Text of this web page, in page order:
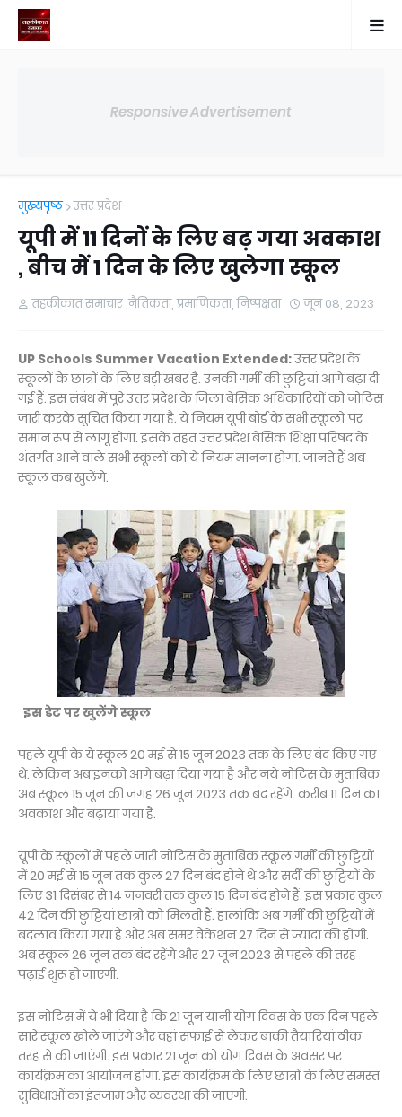
Responsive Advertisement
मुख्यपृष्ठ उत्तर प्रदेश
यूपी में 11 दिनों के लिए बढ़ गया अवकाश
, बीच में 1 दिन के लिए खुलेगा स्कूल
तहकीकात समाचार ,नैतिकता, प्रमाणिकता, निष्पक्षता जून 08, 2023
UP Schools Summer Vacation Extended:उत्तर प्रदेश के
स्कूलों के छात्रों के लिए बड़ी खबर है. उनकी गर्मी की छुट्टियां आगे बढ़ा दी
गई हैं. इस संबंध में पूरे उत्तर प्रदेश के जिला बेसिक अधिकारियों को नोटिस
जारी करके सूचित किया गया है. ये नियम यूपी बोर्ड के सभी स्कूलों पर
समान रूप से लागू होगा. इसके तहत उत्तर प्रदेश बेसिक शिक्षा परिषद के
अंतर्गत आने वाले सभी स्कूलों को ये नियम मानना होगा. जानते हैं अब
स्कूल कब खुलेंगे.
इस डेट पर खुलेंगे स्कूल
पहले यूपी के ये स्कूल 20 मई से 15 जून 2023 तक के लिए बंद किए गए
थे. लेकिन अब इनको आगे बढ़ा दिया गया है और नये नोटिस के मुताबिक
अब स्कूल 15 जून की जगह 26 जून 2023 तक बंद रहेंगे. करीब 11 दिन का
अवकाश और बढ़ाया गया है.
यूपी के स्कूलों में पहले जारी नोटिस के मुताबिक स्कूल गर्मी की छुट्टियों
में 20 मई से 15 जून तक कुल 27 दिन बंद होने थे और सर्दी की छुट्टियों के
लिए 31 दिसंबर से 14 जनवरी तक कुल 15 दिन बंद होने हैं. इस प्रकार कुल
42 दिन की छुट्टियां छात्रों को मिलती हैं. हालांकि अब गर्मी की छुट्टियों में
बदलाव किया गया है और अब समर वैकेशन 27 दिन से ज्यादा की होंगी.
अब स्कूल 26 जून तक बंद रहेंगे और 27 जून 2023 से पहले की तरह
पढ़ाई शुरू हो जाएगी.
इस नोटिस में ये भी दिया है कि 21 जून यानी योग दिवस के एक दिन पहले
सारे स्कूल खोले जाएंगे और वहां सफाई से लेकर बाकी तैयारियां ठीक
तरह से की जाएंगी. इस प्रकार 21 जून को योग दिवस के अवसर पर
कार्यक्रम का आयोजन होगा. इस कार्यक्रम के लिए छात्रों के लिए समस्त
सुविधाओं का इंतजाम और व्यवस्था की जाएगी.